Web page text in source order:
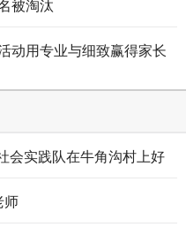
被淘汰
动用专业与细致赢得家长
会实践队在牛角沟村上好
师